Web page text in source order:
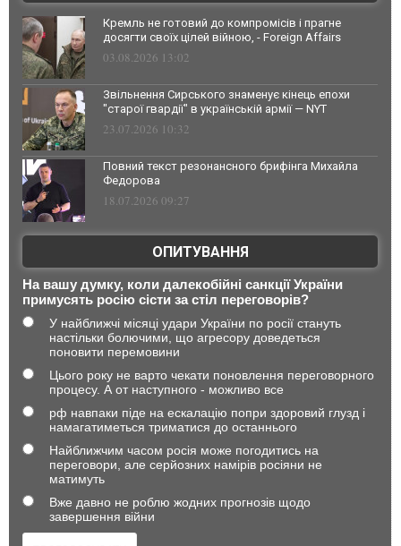
Кремль не готовий до компромісів і прагне
досягти своїх цілей війною, - Foreign Affairs
03.08.2026 13:02
Звільнення Сирського знаменує кінець епохи
"старої гвардії" в українській армії — NYT
23.07.2026 10:32
Повний текст резонансного брифінга Михайла
Федорова
18.07.2026 09:27
ОПИТУВАННЯ
На вашу думку, коли далекобійні санкції України
примусять росію сісти за стіл переговорів?
У найближчі місяці удари України по росії стануть
настільки болючими, що агресору доведеться
поновити перемовини
Цього року не варто чекати поновлення переговорного
процесу. А от наступного - можливо все
рф навпаки піде на ескалацію попри здоровий глузд і
намагатиметься триматися до останнього
Найближчим часом росія може погодитись на
переговори, але серйозних намірів росіяни не
матимуть
Вже давно не роблю жодних прогнозів щодо
завершення війни